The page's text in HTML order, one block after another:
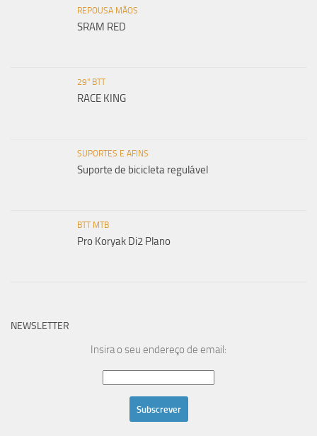
REPOUSA MÃOS
SRAM RED
29" BTT
RACE KING
SUPORTES E AFINS
Suporte de bicicleta regulável
BTT MTB
Pro Koryak Di2 Plano
NEWSLETTER
Insira o seu endereço de email: